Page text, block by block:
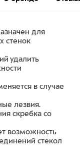
для
стенок
удалить
в случае
лезвия.
скребка со
возможность
стекол